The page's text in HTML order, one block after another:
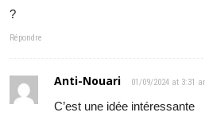
?
Répondre
Anti-Nouari 01/09/2024 at 3:31
C’est une idée intéressante